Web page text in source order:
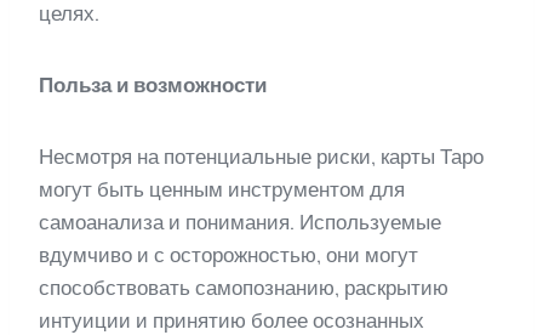
целях.
Польза и возможности
Несмотря на потенциальные риски, карты Таро
могут быть ценным инструментом для
самоанализа и понимания. Используемые
вдумчиво и с осторожностью, они могут
способствовать самопознанию, раскрытию
интуиции и принятию более осознанных